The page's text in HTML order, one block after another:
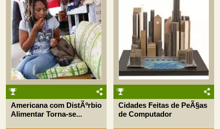
Americana com DistÃºrbio
Alimentar Torna-se...
Cidades Feitas de PeÃ§as
de Computador